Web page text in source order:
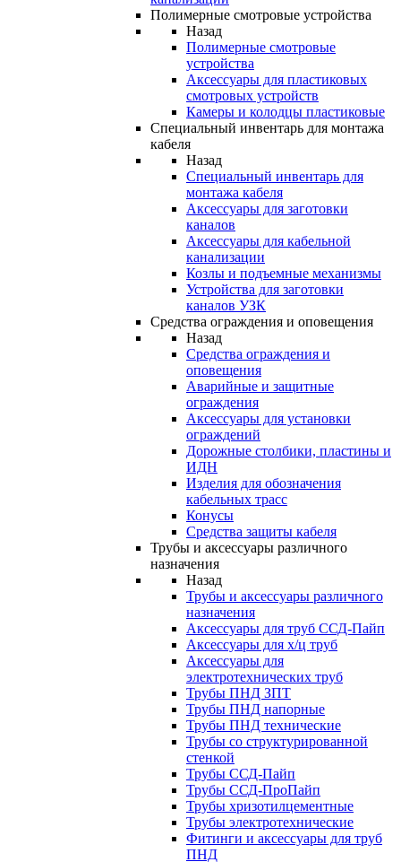
Полимерные смотровые устройства
Назад
Полимерные смотровые
устройства
Аксессуары для пластиковых
смотровых устройств
Камеры и колодцы пластиковые
Специальный инвентарь для монтажа
кабеля
Назад
Специальный инвентарь для
монтажа кабеля
Аксессуары для заготовки
каналов
Аксессуары для кабельной
канализации
Козлы и подъемные механизмы
Устройства для заготовки
каналов УЗК
Средства ограждения и оповещения
Назад
Средства ограждения и
оповещения
Аварийные и защитные
ограждения
Аксессуары для установки
ограждений
Дорожные столбики, пластины и
ИДН
Изделия для обозначения
кабельных трасс
Конусы
Средства защиты кабеля
Трубы и аксессуары различного
назначения
Назад
Трубы и аксессуары различного
назначения
Аксессуары для труб ССД-Пайп
Аксессуары для х/ц труб
Аксессуары для
электротехнических труб
Трубы ПНД ЗПТ
Трубы ПНД напорные
Трубы ПНД технические
Трубы со структурированной
стенкой
Трубы ССД-Пайп
Трубы ССД-ПроПайп
Трубы хризотилцементные
Трубы электротехнические
Фитинги и аксессуары для труб
ПНД